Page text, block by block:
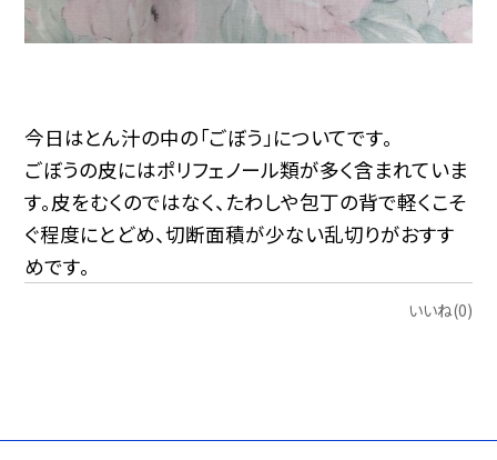
今日はとん汁の中の「ごぼう」についてです。
ごぼうの皮にはポリフェノール類が多く含まれていま
す。皮をむくのではなく、たわしや包丁の背で軽くこそ
ぐ程度にとどめ、切断面積が少ない乱切りがおすす
めです。
いいね(0)